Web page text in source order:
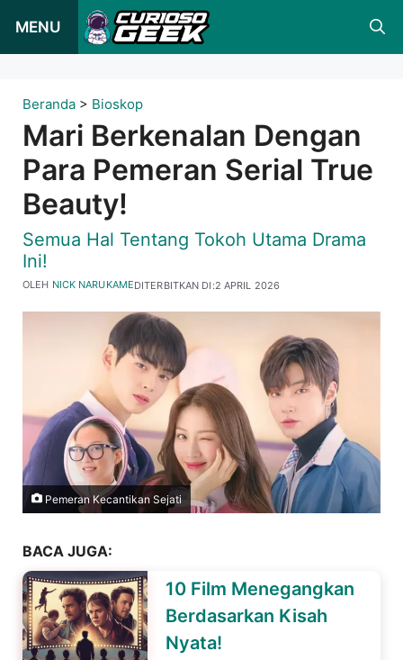
ke
MENU
Beranda > Bioskop
Mari Berkenalan Dengan
Para Pemeran Serial True
Beauty!
Semua Hal Tentang Tokoh Utama Drama
Ini!
DITERBITKAN DI:2 APRIL 2026
OLEH NICK NARUKAME
Pemeran Kecantikan Sejati
BACA JUGA:
10 Film Menegangkan
Berdasarkan Kisah
Nyata!